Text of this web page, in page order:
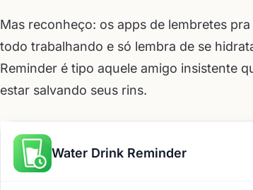
Mas reconheço: os apps de lembretes
todo trabalhando e só lembra de se
Reminder é tipo aquele amigo insistente
estar salvando seus rins.
Water Drink Reminder